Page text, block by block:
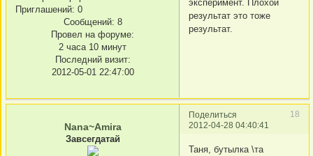
Приглашений: 0
Сообщений: 8
Провел на форуме:
2 часа 10 минут
Последний визит:
2012-05-01 22:47:00
эксперимент. Плохой
результат это тоже
результат.
Поделиться
18
2012-04-28 04:40:41
Nana~Amira
Завсегдатай
Таня, бутылка \та